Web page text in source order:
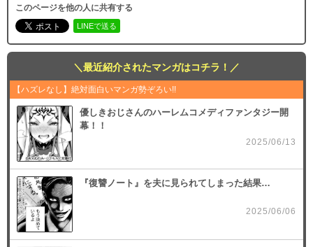
（１０）
必要ポイント：
（１１）
購入する
（１２）
必要ポイント：690
購入する
タイトル 二月の勝者 ー絶対合格の教室ー
作者 高瀬志帆
青年 ／ヒューマンドラマ
掲載誌 ビッグコミックスピリッツ
配信数 21巻配信中
このページを他の人に共有する
LINEで送る
＼最近紹介されたマンガはコチラ！／
【ハズレなし】絶対面白いマンガ勢ぞろい!!
優しきおじさんのハーレムコメディファンタジー開
幕！！
2025/06/13
『復讐ノート』を夫に見られてしまった結果…
2025/06/06